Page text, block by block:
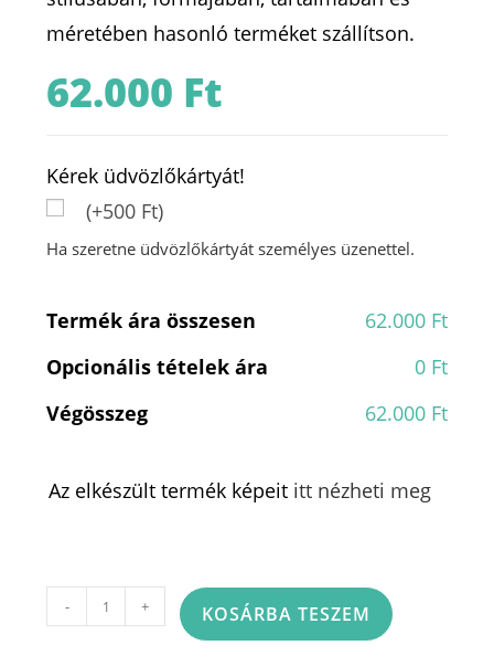
méretében hasonló terméket szállítson.
62.000 Ft
Kérek üdvözlőkártyát!
(+500 Ft)
Ha szeretne üdvözlőkártyát személyes üzenettel.
Termék ára összesen
62.000 Ft
Opcionális tételek ára
0 Ft
Végösszeg
62.000 Ft
Az elkészült termék képeit itt nézheti meg
Rózsacsokor
-
- + KOSÁRBA TESZEM